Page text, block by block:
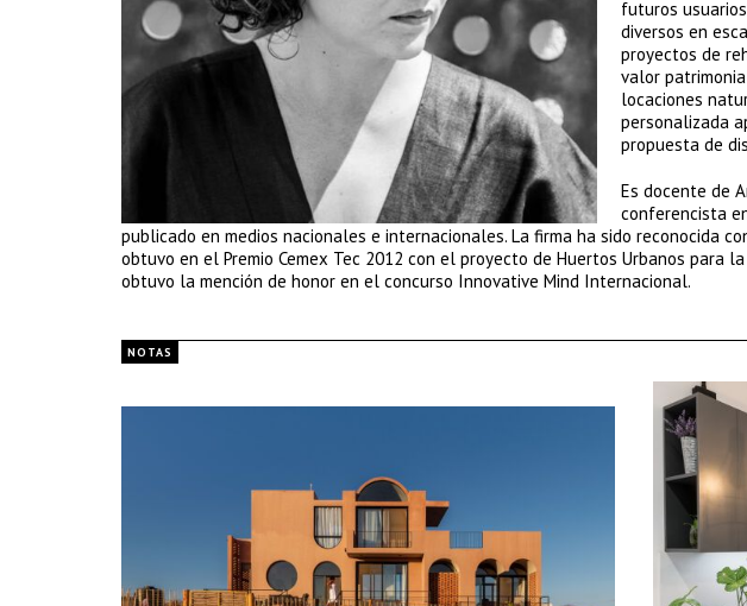
futuros
diversos en
proyectos de
valor
locaciones
personalizada
propuesta de
Es docente de
conferencista
publicado en medios nacionales e internacionales. La firma ha sido reconocida
obtuvo en el Premio Cemex Tec 2012 con el proyecto de Huertos Urbanos para
obtuvo la mención de honor en el concurso Innovative Mind Internacional.
NOTAS